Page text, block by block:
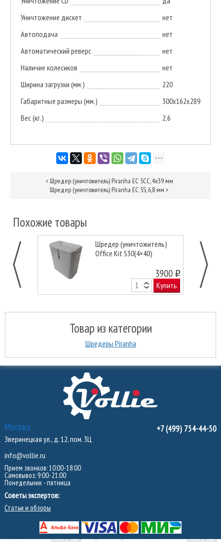
Уничтожение дискет
нет
Автоподача
нет
Автоматический реверс
нет
Наличие колесиков
нет
Ширина загрузки (мм.)
220
Габаритные размеры (мм.)
300х162х289
Вес (кг.)
2,6
< Шредер (уничтожитель) Piranha EC 5CC, 4х39 мм
Шредер (уничтожитель) Piranha EC 5S, 6,8 мм >
Похожие товары
Шредер (уничтожитель)
Office Kit S30(4×40)
3900 o
Купить
Товар из категории
Шредеры Piranha
Москва
Зверинецкая ул., д. 12, пом. 3Ц
info@vollie.ru
Прием звонков: 10:00-18:00
Самовывоз: 9:00-21:00
Понедельник - пятница
Советы экспертов:
Статьи и обзоры
+7 (499) 754-44-50